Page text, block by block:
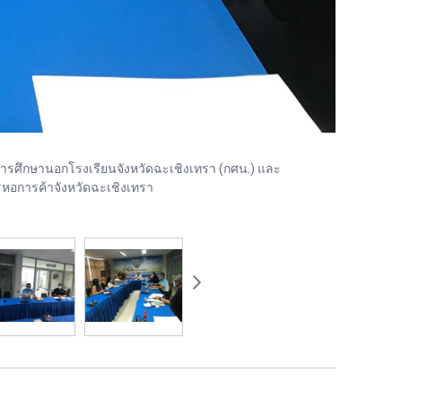
ศึกษานอกโรงเรียนจังหวัดฉะเชิงเทรา (กศน.) และ
การค้าจังหวัดฉะเชิงเทรา